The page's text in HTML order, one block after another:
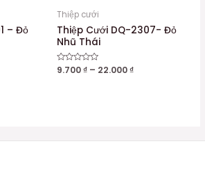
– Đỏ
Thiệp cưới
Thiệp Cưới DQ-2307- Đỏ
Nhũ Thái
Được
9.700₫ – 22.000₫